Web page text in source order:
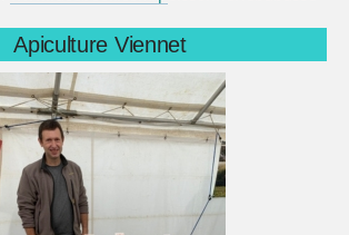
Apiculture Viennet